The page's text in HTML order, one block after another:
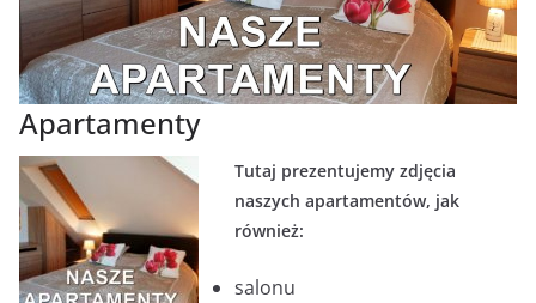
Apartamenty
Tutaj prezentujemy zdjęcia
naszych apartamentów, jak
również:
salonu